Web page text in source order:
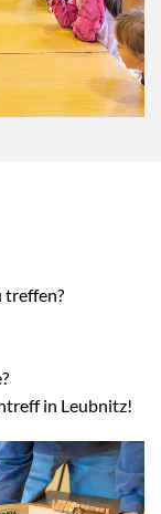
treffen?
in Leubnitz!